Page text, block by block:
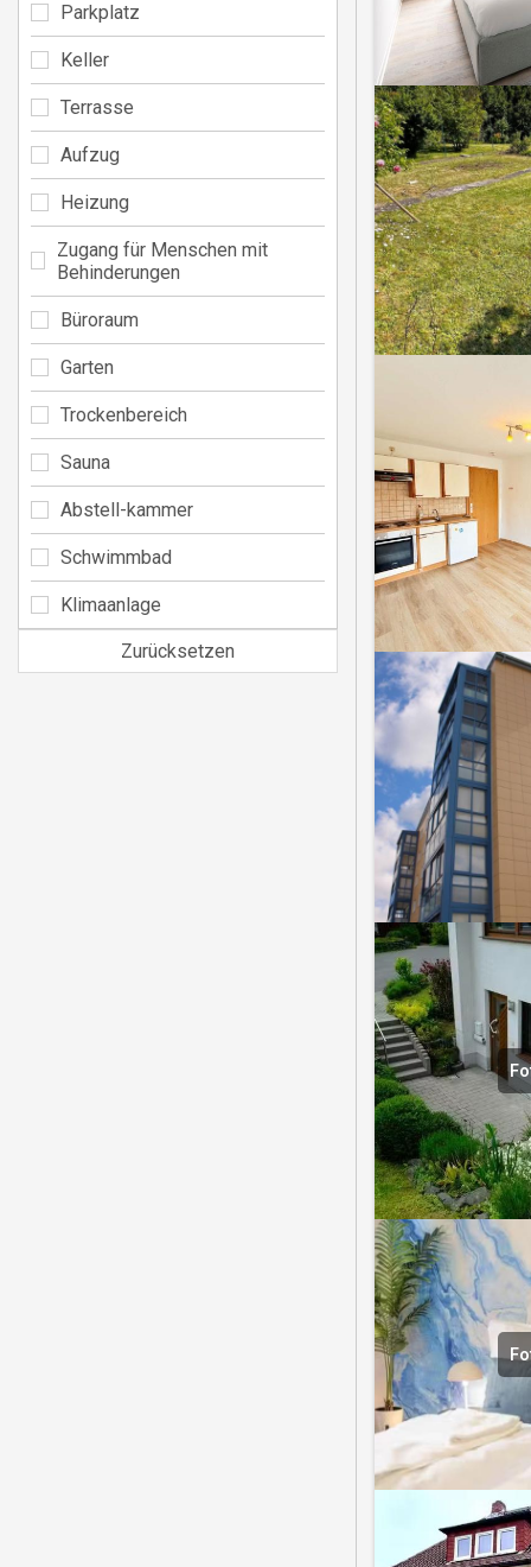
Parkplatz
Keller
Terrasse
Aufzug
Heizung
Zugang für Menschen mit
Behinderungen
Büroraum
Garten
Trockenbereich
Sauna
Abstell-kammer
Schwimmbad
Klimaanlage
Zurücksetzen